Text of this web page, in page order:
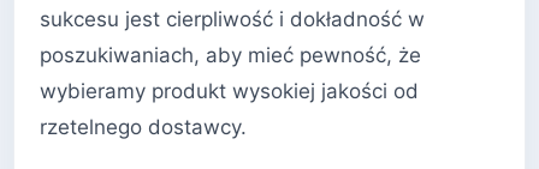
sukcesu jest cierpliwość i dokładność w
poszukiwaniach, aby mieć pewność, że
wybieramy produkt wysokiej jakości od
rzetelnego dostawcy.